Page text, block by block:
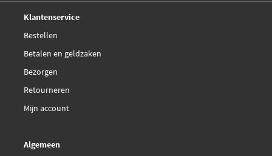
Klantenservice
Bestellen
Betalen en geldzaken
Bezorgen
Retourneren
Mijn account
Algemeen